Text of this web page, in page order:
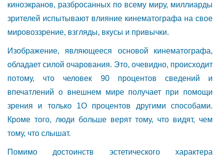
киноэкранов, разбросанных по всему миру, миллиарды
зрителей испытывают влияние кинематографа на свое
мировоззрение, взгляды, вкусы и привычки.
Изображение, являющееся основой кинематографа,
обладает силой очарования. Это, очевидно, происходит
потому, что человек 90 процентов сведений и
впечатлений о внешнем мире получает при помощи
зрения и только 1О процентов другими способами.
Кроме того, люди больше веряттому, что видят, чем
тому, что слышат.
Помимо достоинств эстетического характера